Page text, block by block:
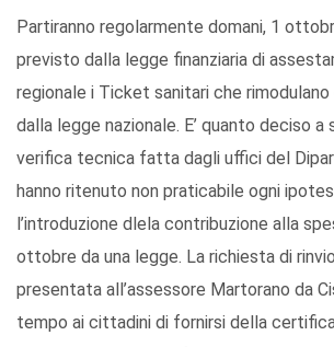
Partiranno regolarmente domani, 1
previsto dalla legge finanziaria di
regionale i Ticket sanitari che
dalla legge nazionale. E’ quanto deciso a
verifica tecnica fatta dagli uffici del
hanno ritenuto non praticabile ogni
l’introduzione dlela contribuzione alla
ottobre da una legge. La richiesta di
presentata all’assessore Martorano da
tempo ai cittadini di fornirsi della